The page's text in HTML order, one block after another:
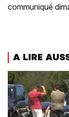
communiqué
A LIRE